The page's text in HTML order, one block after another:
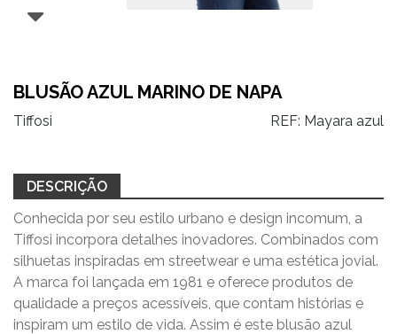
BLUSÃO AZUL MARINO DE NAPA
Tiffosi REF: Mayara azul
DESCRIÇÃO
Conhecida por seu estilo urbano e design incomum, a
Tiffosi incorpora detalhes inovadores. Combinados com
silhuetas inspiradas em streetwear e uma estética jovial.
A marca foi lançada em 1981 e oferece produtos de
qualidade a preços acessíveis, que contam histórias e
inspiram um estilo de vida. Assim é este blusão azul